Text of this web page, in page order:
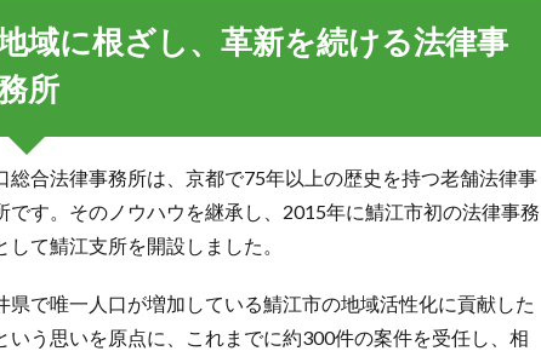
域に根ざし、革新を続ける法律事
所
総合法律事務所は、京都で75年以上の歴史を持つ老舗法律事
です。そのノウハウを継承し、2015年に鯖江市初の法律事務
して鯖江支所を開設しました。
県で唯一人口が増加している鯖江市の地域活性化に貢献した
いう思いを原点に、これまでに約300件の案件を受任し、相